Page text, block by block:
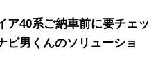
ア40系ご納車前に要チェッ
ビ男くんのソリューショ